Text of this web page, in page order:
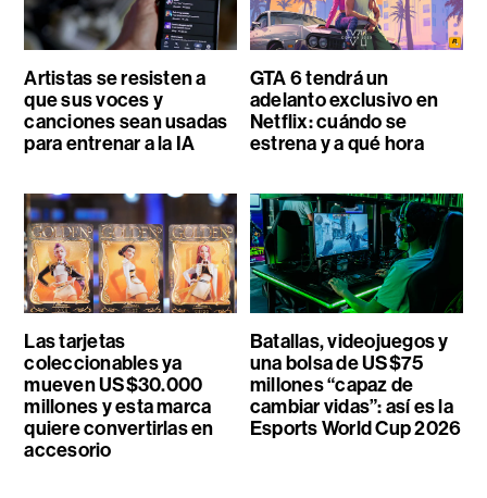
Artistas se resisten a
que sus voces y
canciones sean usadas
para entrenar a la IA
GTA 6 tendrá un
adelanto exclusivo en
Netflix: cuándo se
estrena y a qué hora
Las tarjetas
coleccionables ya
mueven US$30.000
millones y esta marca
quiere convertirlas en
accesorio
Batallas, videojuegos y
una bolsa de US$75
millones “capaz de
cambiar vidas”: así es la
Esports World Cup 2026